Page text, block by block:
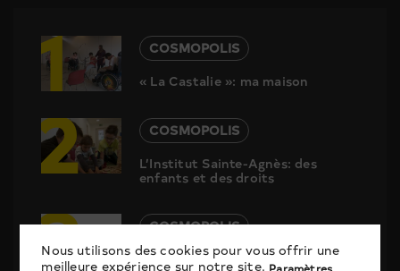
1
COSMOPOLIS
« La Castalie »: ma maison
2
COSMOPOLIS
L’Institut Sainte-Agnès: des
enfants et des droits
3
COSMOPOLIS
Illettrisme: lire et écrire, cela ne
Nous utilisons des cookies pour vous offrir une
meilleure expérience sur notre site. Paramètres